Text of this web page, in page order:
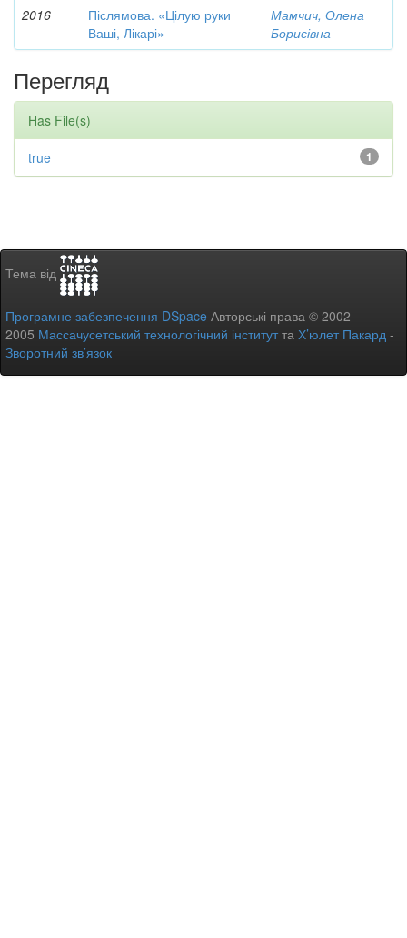
2016
Післямова. «Цілую руки
Ваші, Лікарі»
Мамчич, Олена
Борисівна
Перегляд
Has File(s)
1
true
Тема від
Програмне забезпечення DSpace Авторські права © 2002-
2005 Массачусетський технологічний інститутта Х’юлет Пакард -
Зворотний зв’язок